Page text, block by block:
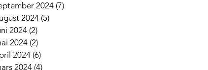
2024 (7)
2024 (5)
2024 (2)
2024 (2)
2024 (6)
2024 (4)